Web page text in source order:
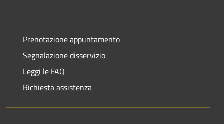
Prenotazione appuntamento
Segnalazione disservizio
Leggi le FAQ
Richiesta assistenza